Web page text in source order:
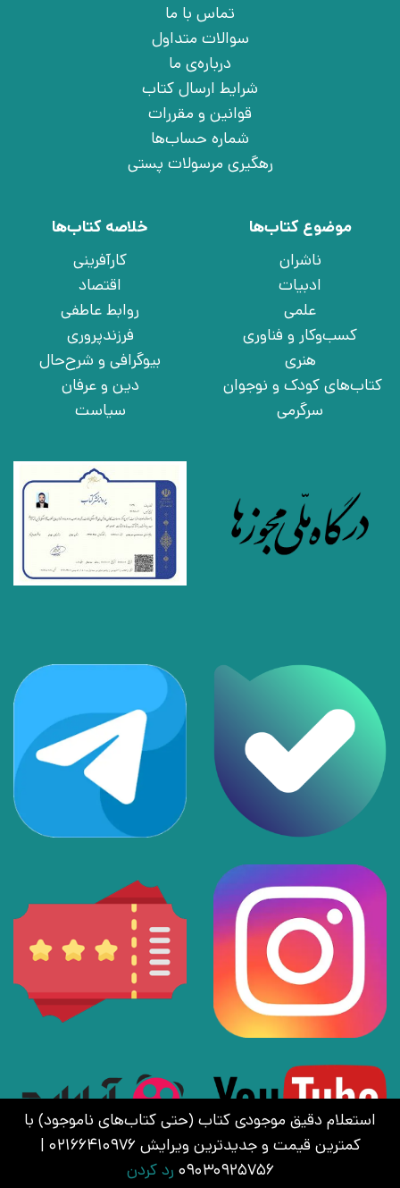
استعلام دقیق موجودی کتاب (حتی کتاب‌های ناموجود) با
کمترین قیمت و جدیدترین ویرایش 02166410976 |
09030925756 رد کردن
تماس با ما
سوالات متداول
درباره‌ی ما
شرایط ارسال کتاب
قوانین و مقررات
شماره حساب‌ها
رهگیری مرسولات پستی
موضوع کتاب‌ها
ناشران
ادبیات
علمی
کسب‌وکار و فناوری
هنری
کتاب‌های کودک و نوجوان
سرگرمی
خلاصه کتاب‌ها
کارآفرینی
اقتصاد
روابط عاطفی
فرزندپروری
بیوگرافی و شرح‌حال
دین و عرفان
سیاست